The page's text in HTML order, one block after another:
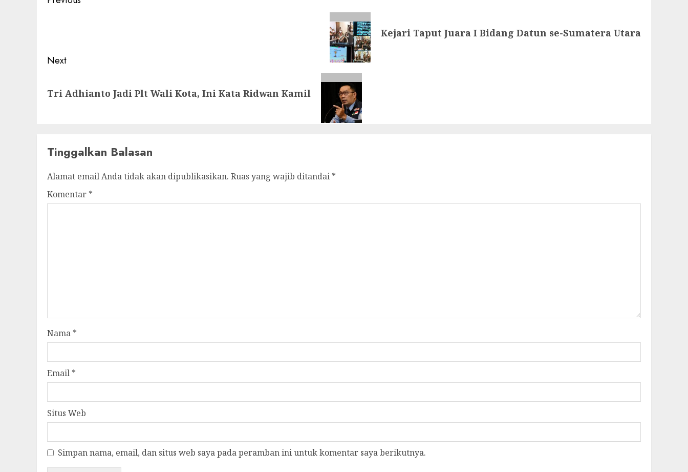
Kejari Taput Juara I Bidang Datun se-Sumatera Utara
Next
post:
Tri Adhianto Jadi Plt Wali Kota, Ini Kata Ridwan Kamil
Tinggalkan Balasan
Alamat email Anda tidak akan dipublikasikan. Ruas yang wajib ditandai *
Komentar *
Nama *
Email *
Situs Web
Simpan nama, email, dan situs web saya pada peramban ini untuk komentar saya berikutnya.